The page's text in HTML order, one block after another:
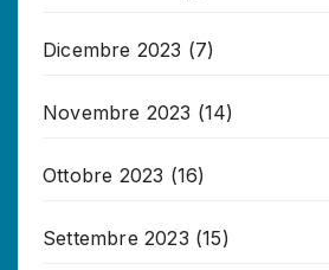
Dicembre 2023 (7)
Novembre 2023 (14)
Ottobre 2023 (16)
Settembre 2023 (15)